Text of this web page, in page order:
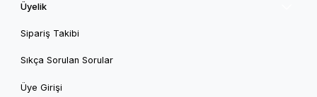
Üyelik
Sipariş Takibi
Sıkça Sorulan Sorular
Üye Girişi